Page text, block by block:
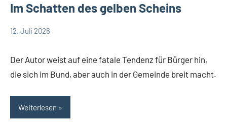
Im Schatten des gelben Scheins
12. Juli 2026
Der Autor weist auf eine fatale Tendenz für Bürger hin,
die sich im Bund, aber auch in der Gemeinde breit macht.
Weiterlesen